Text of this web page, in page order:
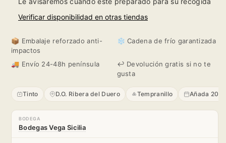
2014
2014
Verificar disponibilidad en otras tiendas
📦 Embalaje reforzado anti-
impactos
❄️ Cadena de frío garantizada
🚚 Envío 24-48h península
↩️ Devolución gratis si no te
gusta
Tinto D.O. Ribera del Duero Tempranillo Añada 2014
BODEGA
Bodegas Vega Sicilia